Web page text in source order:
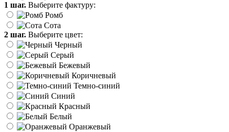
1 шаг. Выберите фактуру:
Ромб
Сота
2 шаг. Выберите цвет:
Черный
Серый
Бежевый
Коричневый
Темно-синий
Синий
Красный
Белый
Оранжевый